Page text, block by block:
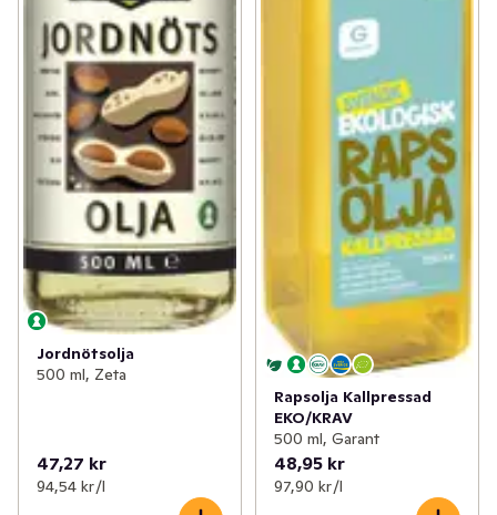
Jordnötsolja
500 ml, Zeta
47,27 kr
94,54 kr /l
Rapsolja Kallpressad
EKO/KRAV
500 ml, Garant
48,95 kr
97,90 kr /l